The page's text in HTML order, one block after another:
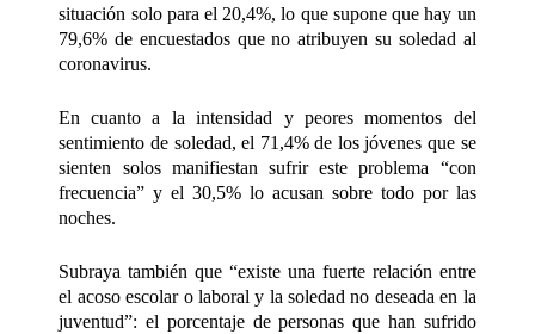
situación solo para el 20,4%, lo que supone que hay un
79,6% de encuestados que no atribuyen su soledad al
coronavirus.
En cuanto a la intensidad y peores momentos del
sentimiento de soledad, el 71,4% de los jóvenes que se
sienten solos manifiestan sufrir este problema “con
frecuencia” y el 30,5% lo acusan sobre todo por las
noches.
Subraya también que “existe una fuerte relación entre
el acoso escolar o laboral y la soledad no deseada en la
juventud”: el porcentaje de personas que han sufrido